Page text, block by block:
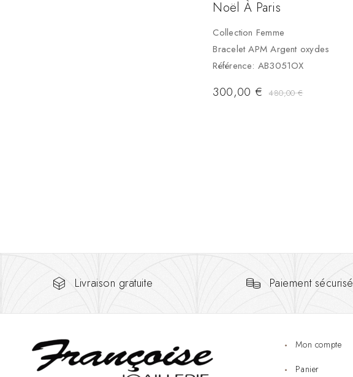
Noël À Paris
Collection Femme
Bracelet APM Argent oxydes
Référence: AB3051OX
480,00€
300,00€
Livraison gratuite Paiement sécurisé
Mon compte
Panier